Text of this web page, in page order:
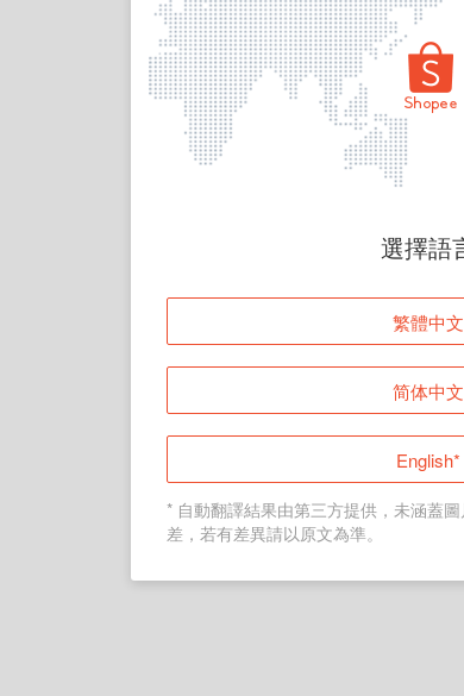
頁面無法
登入
返回首頁
選擇語
繁體中文
简体中文
English*
* 自動翻譯結果由第三方提供，未涵蓋
差，若有差異請以原文為準。